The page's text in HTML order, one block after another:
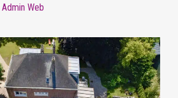
Admin Web